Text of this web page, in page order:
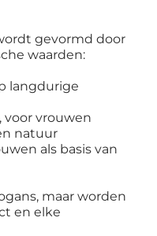
gevormd door
waarden:
langdurige
vrouwen
natuur
als basis van
maar worden
en elke